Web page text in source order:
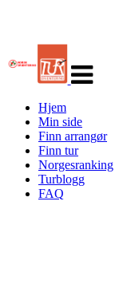
navigasjon
Hjem
Min side
Finn arrangør
Finn tur
Norgesranking
Turblogg
FAQ